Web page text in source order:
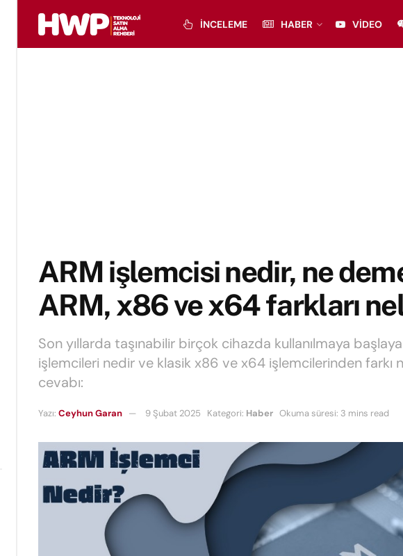
İNCELEME HABER VIDEO
ARM işlemcisi nedir, ne
ARM, x86 ve x64 farkları
Son yıllarda taşınabilir birçok cihazda kullanılmaya
işlemcileri nedir ve klasik x86 ve x64 işlemcilerinden farkı
cevabı:
Yazı: Ceyhun Garan 9 Şubat 2025 Kategori: Haber Okuma süresi: 3 mins read